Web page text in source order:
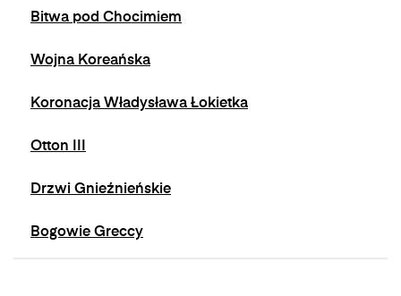
Bitwa pod Chocimiem
Wojna Koreańska
Koronacja Władysława Łokietka
Otton III
Drzwi Gnieźnieńskie
Bogowie Greccy